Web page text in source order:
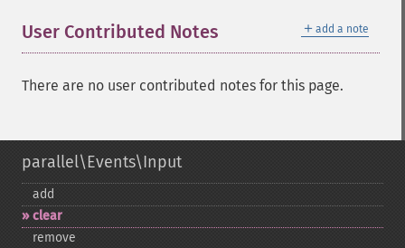
＋ add a note
User Contributed Notes
There are no user contributed notes for this page.
parallel\Events\Input
add
clear
remove